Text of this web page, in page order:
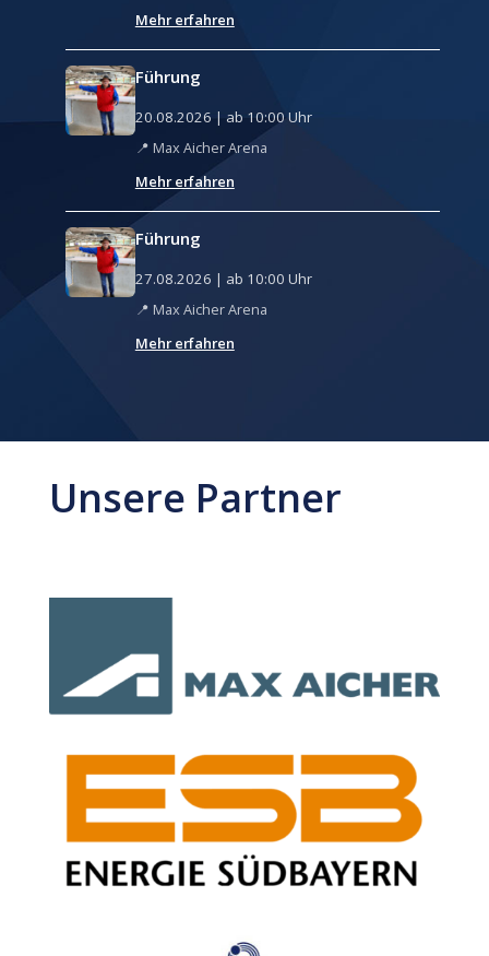
Mehr erfahren
Führung
20.08.2026 | ab 10:00 Uhr
Max Aicher Arena
Mehr erfahren
Führung
27.08.2026 | ab 10:00 Uhr
Max Aicher Arena
Mehr erfahren
Unsere Partner